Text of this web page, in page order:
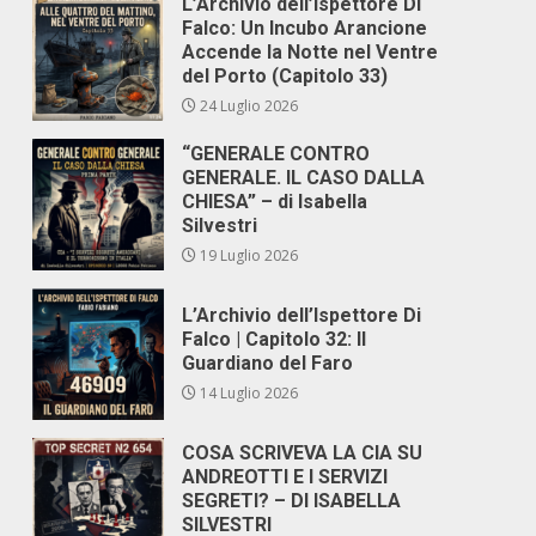
Falco: Un Incubo Arancione
Accende la Notte nel Ventre
del Porto (Capitolo 33)
24 Luglio 2026
“GENERALE CONTRO
GENERALE. IL CASO DALLA
CHIESA” – di Isabella
Silvestri
19 Luglio 2026
L’Archivio dell’Ispettore Di
Falco | Capitolo 32: Il
Guardiano del Faro
14 Luglio 2026
COSA SCRIVEVA LA CIA SU
ANDREOTTI E I SERVIZI
SEGRETI? – DI ISABELLA
SILVESTRI